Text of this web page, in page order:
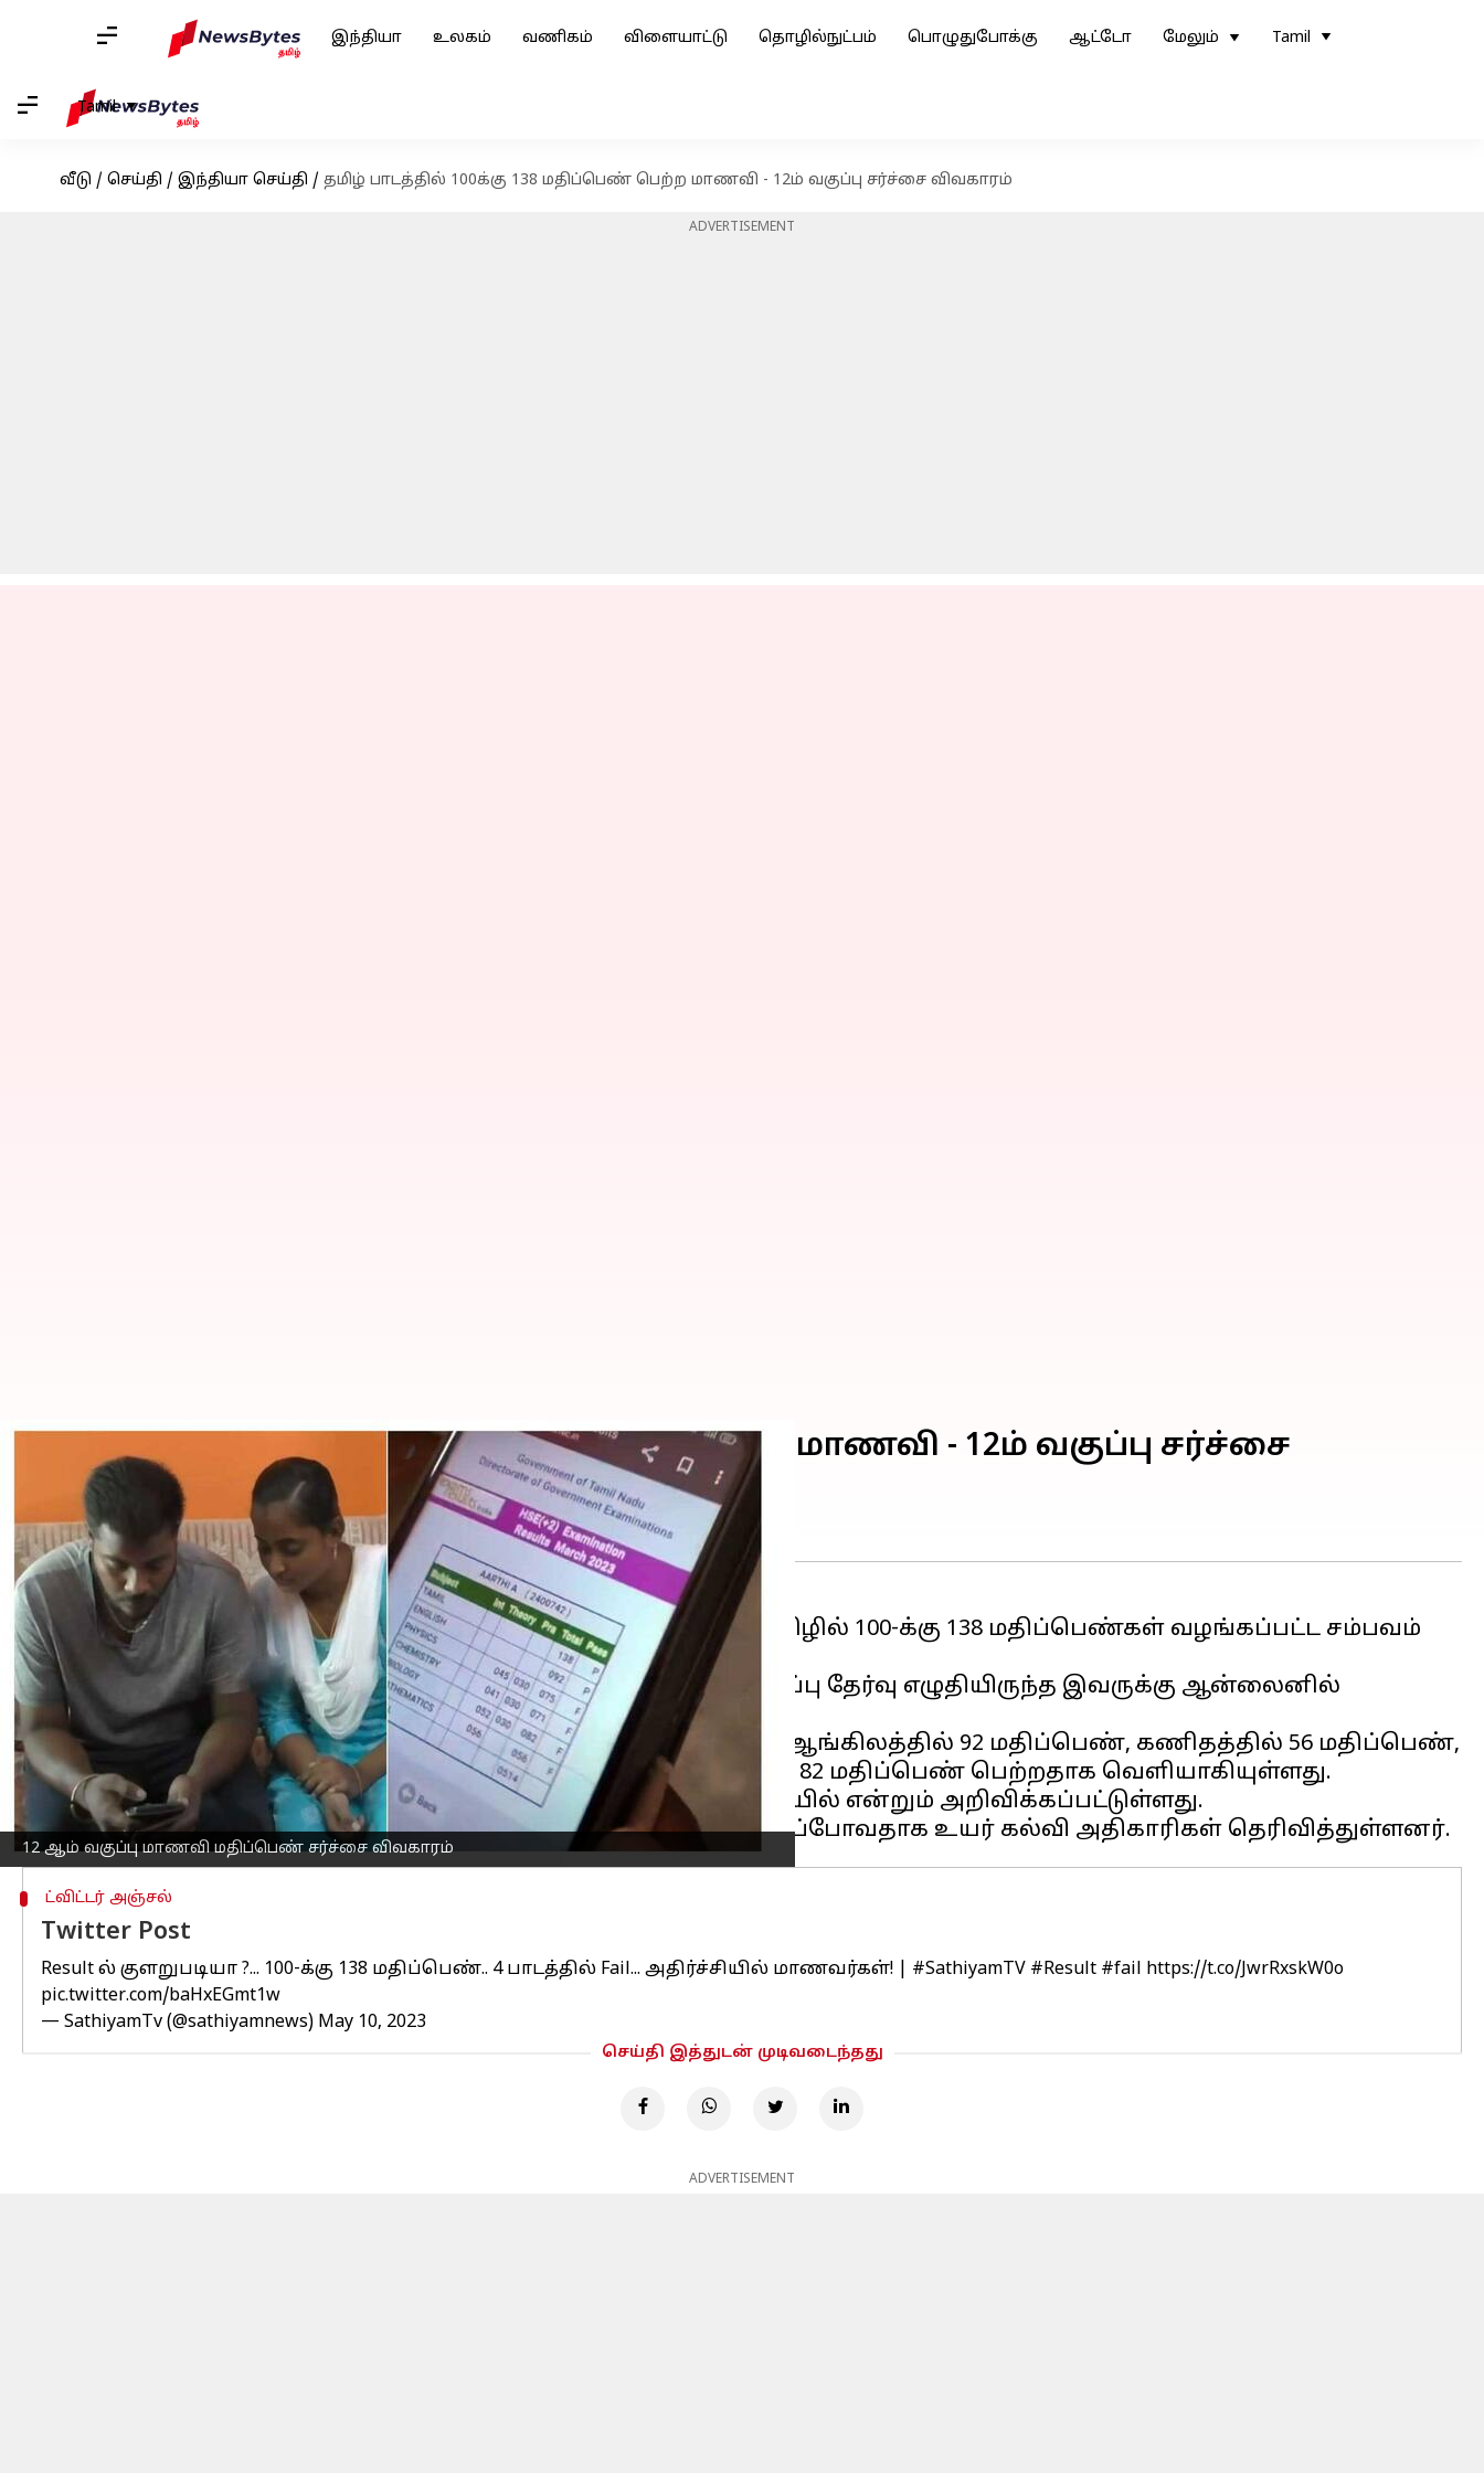
இந்தியா உலகம் வணிகம் விளையாட்டு தொழில்நுட்பம் பொழுதுபோக்கு ஆட்டோ மேலும் Tamil
Tamil
வீடு / செய்தி / இந்தியா செய்தி / தமிழ் பாடத்தில் 100க்கு 138 மதிப்பெண் பெற்ற மாணவி - 12ம் வகுப்பு சர்ச்சை விவகாரம்
ADVERTISEMENT
12 ஆம் வகுப்பு மாணவி மதிப்பெண் சர்ச்சை விவகாரம்
தமிழ் பாடத்தில் 100க்கு 138 மதிப்பெண் பெற்ற மாணவி - 12ம் வகுப்பு சர்ச்சை
விவகாரம்
எழுதியவர் Siranjeevi May 10, 2023 11:08 am
செய்தி முன்னோட்டம்
தமிழகத்தில் 12 ஆம் வகுப்பு தேர்வு எழுதிய மாணவி ஒருவருக்கு தமிழில் 100-க்கு 138 மதிப்பெண்கள் வழங்கப்பட்ட சம்பவம்
சர்ச்சையை ஏற்படுத்தியுள்ளது.
திருப்பரங்குன்றம், சூரக்குளத்தைச் சேர்ந்தவர் ஆர்த்தி. 12 ஆம் வகுப்பு தேர்வு எழுதியிருந்த இவருக்கு ஆன்லைனில்
வெளியான தேர்வு முடிவுகள் அவரை அதிர்ச்சியில் ஆழ்த்தியுள்ளது.
அதாவது, தமிழில் 100-க்கு 138 மதிப்பெண்கள் வழங்கப்பட்டுள்ளது. ஆங்கிலத்தில் 92 மதிப்பெண், கணிதத்தில் 56 மதிப்பெண்,
இயற்பியல் 75 மதிப்பெண், வேதியல் 71 மதிப்பெண், உயர் கணிதம் 82 மதிப்பெண் பெற்றதாக வெளியாகியுள்ளது.
இதனால், 600 க்கு 514 மதிப்பெண் எடுத்தும் நான்கு பாடங்களில் பெயில் என்றும் அறிவிக்கப்பட்டுள்ளது.
ட்விட்டர் அஞ்சல்
Twitter Post
Result ல் குளறுபடியா ?... 100-க்கு 138 மதிப்பெண்.. 4 பாடத்தில் Fail... அதிர்ச்சியில் மாணவர்கள்! | #SathiyamTV #Result #fail https://t.co/JwrRxskW0o
pic.twitter.com/baHxEGmt1w
— SathiyamTv (@sathiyamnews) May 10, 2023
செய்தி இத்துடன் முடிவடைந்தது
ADVERTISEMENT